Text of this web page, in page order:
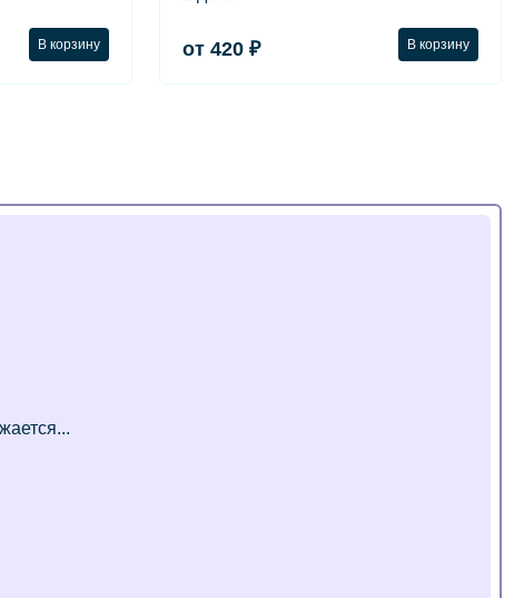
В корзину от 420 ₽ В корзину